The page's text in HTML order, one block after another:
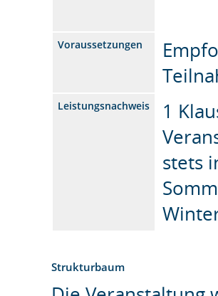
Voraussetzungen
Leistungsnachweis
1
stets
Strukturbaum